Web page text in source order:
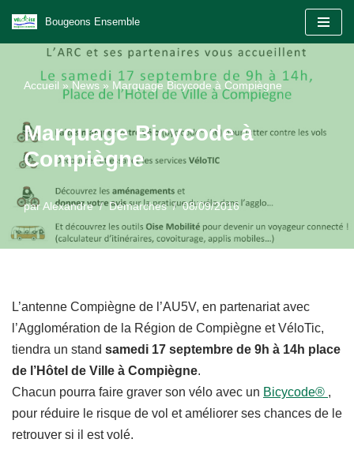
Aller
contenu
Bougeons Ensemble
Accueil » News » Marquage Bicycode à Compiègne
Marquage Bicycode à
Compiègne
parAlexandre Démarches 08/09/2016
L’antenne Compiègne de l’AU5V, en partenariat avec
l’Agglomération de la Région de Compiègne et VéloTic,
tiendra un stand samedi 17 septembre de 9h à 14h place
de l’Hôtel de Ville à Compiègne.
Chacun pourra faire graver son vélo avec un Bicycode® ,
pour réduire le risque de vol et améliorer ses chances de le
retrouver si il est volé.